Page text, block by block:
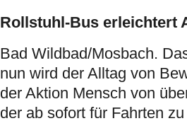
Rollstuhl-Bus erleichtert
Bad Wildbad/Mosbach.
nun wird der Alltag von
der Aktion Mensch von
der ab sofort für Fahrten